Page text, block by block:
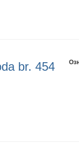
br. 454